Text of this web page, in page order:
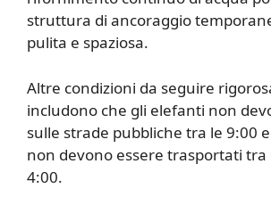
struttura di ancoraggio
pulita e spaziosa.
Altre condizioni da seguire
includono che gli elefanti non
sulle strade pubbliche tra le 9:00
non devono essere trasportati tra
4:00.